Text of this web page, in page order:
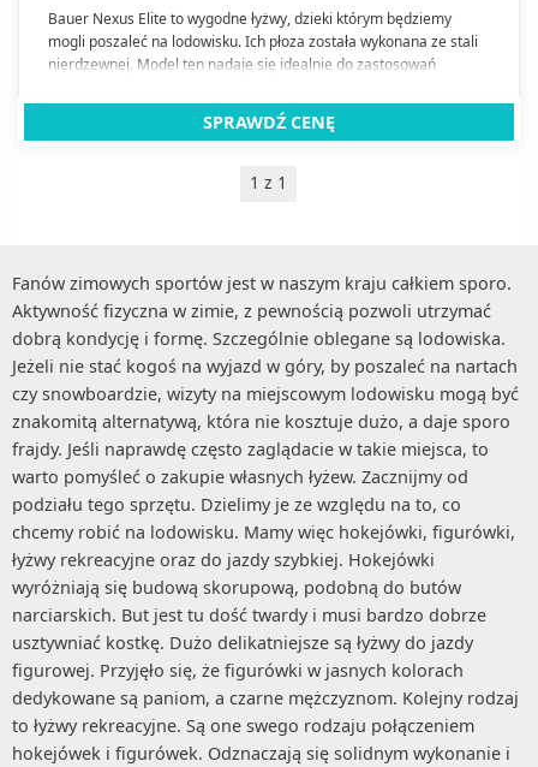
Bauer Nexus Elite to wygodne łyżwy, dzieki którym będziemy
mogli poszaleć na lodowisku. Ich płoza została wykonana ze stali
nierdzewnej. Model ten nadaje się idealnie do zastosowań
SPRAWDŹ CENĘ
1 z 1
Fanów zimowych sportów jest w naszym kraju całkiem sporo.
Aktywność fizyczna w zimie, z pewnością pozwoli utrzymać
dobrą kondycję i formę. Szczególnie oblegane są lodowiska.
Jeżeli nie stać kogoś na wyjazd w góry, by poszaleć na nartach
czy snowboardzie, wizyty na miejscowym lodowisku mogą być
znakomitą alternatywą, która nie kosztuje dużo, a daje sporo
frajdy. Jeśli naprawdę często zaglądacie w takie miejsca, to
warto pomyśleć o zakupie własnych łyżew. Zacznijmy od
podziału tego sprzętu. Dzielimy je ze względu na to, co
chcemy robić na lodowisku. Mamy więc hokejówki, figurówki,
łyżwy rekreacyjne oraz do jazdy szybkiej. Hokejówki
wyróżniają się budową skorupową, podobną do butów
narciarskich. But jest tu dość twardy i musi bardzo dobrze
usztywniać kostkę. Dużo delikatniejsze są łyżwy do jazdy
figurowej. Przyjęło się, że figurówki w jasnych kolorach
dedykowane są paniom, a czarne mężczyznom. Kolejny rodzaj
to łyżwy rekreacyjne. Są one swego rodzaju połączeniem
hokejówek i figurówek. Odznaczają się solidnym wykonanie i